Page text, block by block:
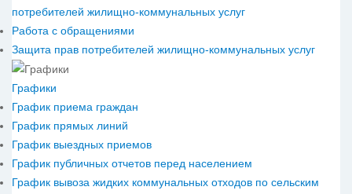
потребителей жилищно-коммунальных услуг
Работа с обращениями
Защита прав потребителей жилищно-коммунальных услуг
Графики
График приема граждан
График прямых линий
График выездных приемов
График публичных отчетов перед населением
График вывоза жидких коммунальных отходов по сельским